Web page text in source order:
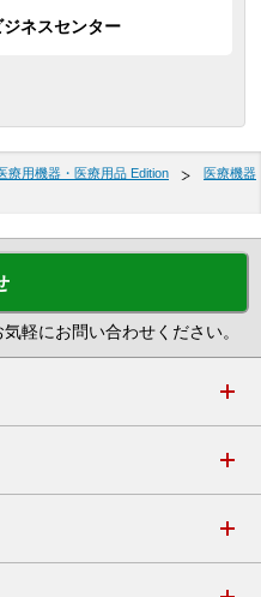
ネスセンター
療用機器・医療用品 Edition
医療機器
軽にお問い合わせください。